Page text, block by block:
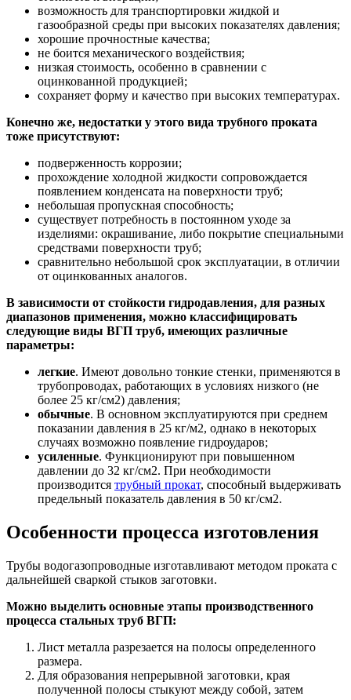
возможность для транспортировки жидкой и
газообразной среды при высоких показателях давления;
хорошие прочностные качества;
не боится механического воздействия;
низкая стоимость, особенно в сравнении с
оцинкованной продукцией;
сохраняет форму и качество при высоких температурах.
Конечно же, недостатки у этого вида трубного проката
тоже присутствуют:
подверженность коррозии;
прохождение холодной жидкости сопровождается
появлением конденсата на поверхности труб;
небольшая пропускная способность;
существует потребность в постоянном уходе за
изделиями: окрашивание, либо покрытие специальными
средствами поверхности труб;
сравнительно небольшой срок эксплуатации, в отличии
от оцинкованных аналогов.
В зависимости от стойкости гидродавления, для разных
диапазонов применения, можно классифицировать
следующие виды ВГП труб, имеющих различные
параметры:
легкие. Имеют довольно тонкие стенки, применяются в
трубопроводах, работающих в условиях низкого (не
более 25 кг/см2) давления;
обычные. В основном эксплуатируются при среднем
показании давления в 25 кг/м2, однако в некоторых
случаях возможно появление гидроударов;
усиленные. Функционируют при повышенном
давлении до 32 кг/см2. При необходимости
производится трубный прокат, способный выдерживать
предельный показатель давления в 50 кг/см2.
Особенности процесса изготовления
Трубы водогазопроводные изготавливают методом проката с
дальнейшей сваркой стыков заготовки.
Можно выделить основные этапы производственного
процесса стальных труб ВГП:
Лист металла разрезается на полосы определенного
размера.
Для образования непрерывной заготовки, края
полученной полосы стыкуют между собой, затем